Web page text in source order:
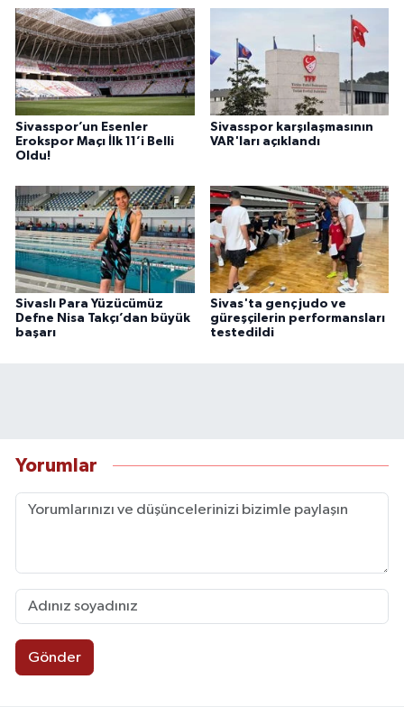
Sivasspor’un Esenler
Erokspor Maçı İlk 11’i Belli
Oldu!
Sivasspor karşılaşmasının
VAR'ları açıklandı
Sivaslı Para Yüzücümüz
Defne Nisa Takçı’dan büyük
başarı
Sivas'ta genç judo ve
güreşçilerin performansları
testedildi
Yorumlar
Gönder